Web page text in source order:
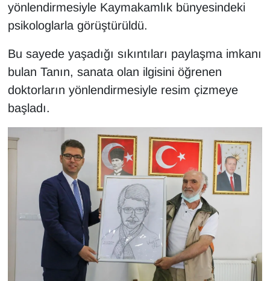
yönlendirmesiyle Kaymakamlık bünyesindeki
psikologlarla görüştürüldü.
Bu sayede yaşadığı sıkıntıları paylaşma imkanı
bulan Tanın, sanata olan ilgisini öğrenen
doktorların yönlendirmesiyle resim çizmeye
başladı.
MAGAZİN
ONE EKONOMİ
POLİTİKA
Resmi İlanlar
RÖPORTAJ
SAĞLIK
Seri İlan
Sinema - TV